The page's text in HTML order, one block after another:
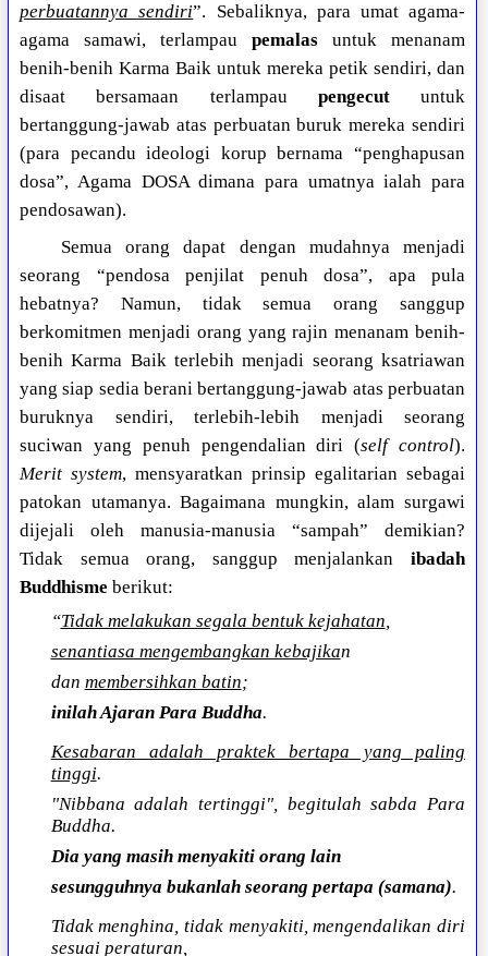
perbuatannya sendiri”. Sebaliknya, para umat agama-
agama samawi, terlampaupemalas untuk menanam
benih-benih Karma Baik untuk mereka petik sendiri, dan
disaat bersamaan terlampau pengecutuntuk
bertanggung-jawab atas perbuatan buruk mereka sendiri
(para pecandu ideologi korup bernama “penghapusan
dosa”, Agama DOSA dimana para umatnya ialah para
pendosawan).
Semua orang dapat dengan mudahnya menjadi
seorang “pendosa penjilat penuh dosa”, apa pula
hebatnya? Namun, tidak semua orang sanggup
berkomitmen menjadi orang yang rajin menanam benih-
benih Karma Baik terlebih menjadi seorang ksatriawan
yang siap sedia berani bertanggung-jawab atas perbuatan
buruknya sendiri, terlebih-lebih menjadi seorang
suciwan yang penuh pengendalian diri (self control).
Merit system, mensyaratkan prinsip egalitarian sebagai
patokan utamanya. Bagaimana mungkin, alam surgawi
dijejali oleh manusia-manusia “sampah” demikian?
Tidak semua orang, sanggup menjalankan ibadah
Buddhisme berikut:
“Tidak melakukan segala bentuk kejahatan,
senantiasa mengembangkan kebajikan
dan membersihkan batin;
inilah Ajaran Para Buddha.
Kesabaran adalah praktek bertapa yang paling
tinggi.
"Nibbana adalah tertinggi", begitulah sabda Para
Buddha.
Dia yang masih menyakiti orang lain
sesungguhnya bukanlah seorang pertapa (samana).
Tidak menghina, tidak menyakiti, mengendalikan diri
sesuai peraturan,